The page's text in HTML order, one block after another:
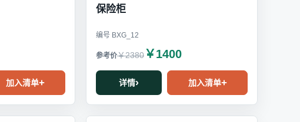
加入清单
保险柜
编号 BXG_12
￥2380 ￥1400
详情 加入清单